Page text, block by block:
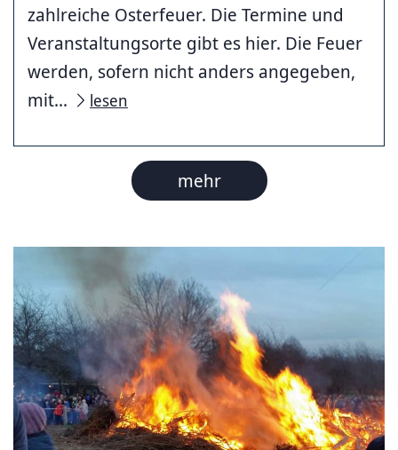
zahlreiche Osterfeuer. Die Termine und
Veranstaltungsorte gibt es hier. Die Feuer
werden, sofern nicht anders angegeben,
mit...
lesen
mehr